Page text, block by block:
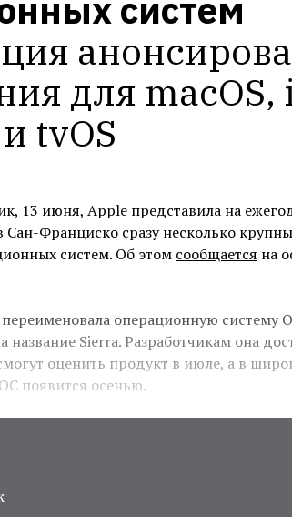
систем
для macOS,
tvOS
13 июня, Apple представила на
Сан-Франциско сразу несколько
систем. Об этом сообщается на
операционную систему
название Sierra. Разработчикам она
оценить продукт в июле, а в
появится осенью.